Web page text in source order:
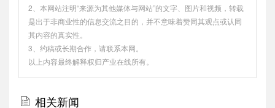
2、本网站注明“来源为其他媒体与网站”的文字、图片和视频，转载
是出于非商业性的信息交流之目的，并不意味着赞同其观点或认同
其内容的真实性。
3、约稿或长期合作，请联系本网。
以上内容最终解释权归产业在线所有。
相关新闻